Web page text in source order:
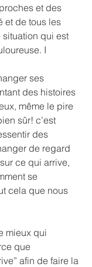
et des
et de tous les
qui est
I
ses
des histoires
même le pire
sûr! c’est
des
de regard
ce qui arrive,
se
cela que nous
mieux qui
que
afin de faire la